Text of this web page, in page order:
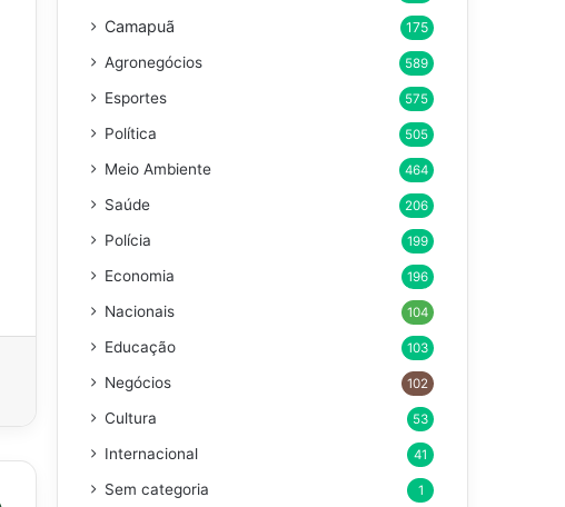
Camapuã 175
Agronegócios 589
Esportes 575
Política 505
Meio Ambiente 464
Saúde 206
Polícia 199
Economia 196
Nacionais 104
Educação 103
Negócios 102
Cultura 53
Internacional 41
Sem categoria 1